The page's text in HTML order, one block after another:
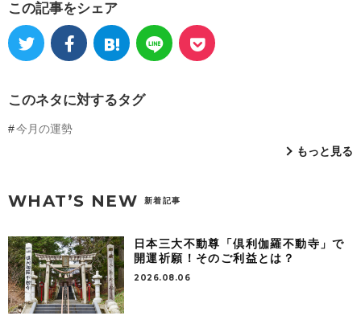
この記事をシェア
このネタに対するタグ
今月の運勢
もっと見る
WHAT’S NEW 新着記事
日本三大不動尊「倶利伽羅不動寺」で
開運祈願！そのご利益とは？
2026.08.06